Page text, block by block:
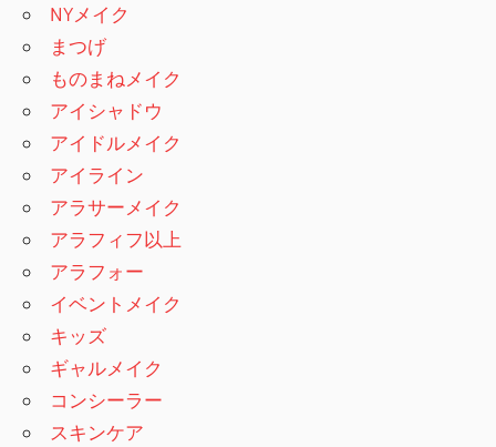
NYメイク
まつげ
ものまねメイク
アイシャドウ
アイドルメイク
アイライン
アラサーメイク
アラフィフ以上
アラフォー
イベントメイク
キッズ
ギャルメイク
コンシーラー
スキンケア